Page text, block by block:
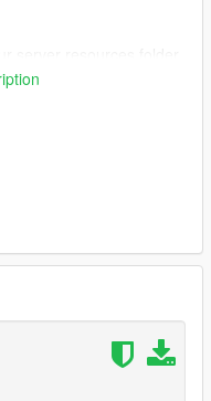
file
CONTENT USING